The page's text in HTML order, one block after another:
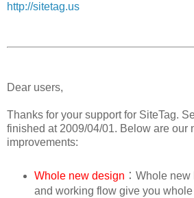
http://sitetag.us
Dear users,
Thanks for your support for SiteTag.
finished at 2009/04/01. Below are our
improvements:
Whole new design ：Whole
and working flow give you